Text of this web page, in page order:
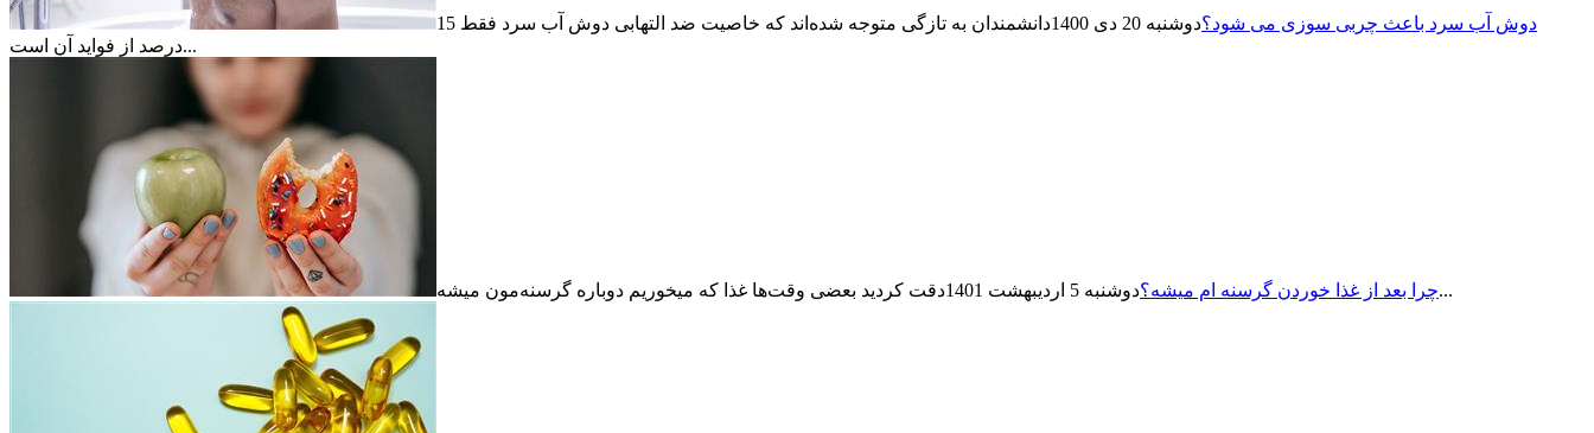
دوش آب سرد باعث چربی سوزی می شود؟دوشنبه 20 دی 1400
دانشمندان به تازگی متوجه شده‌اند که خاصیت ضد التهابی دوش آب سرد فقط 15
درصد از فواید آن است...
چرا بعد از غذا خوردن گرسنه ام میشه؟دوشنبه 5 ارديبهشت 1401 دقت کردید بعضی وقت‌ها غذا که میخوریم دوباره گرسنه‌مون میشه...